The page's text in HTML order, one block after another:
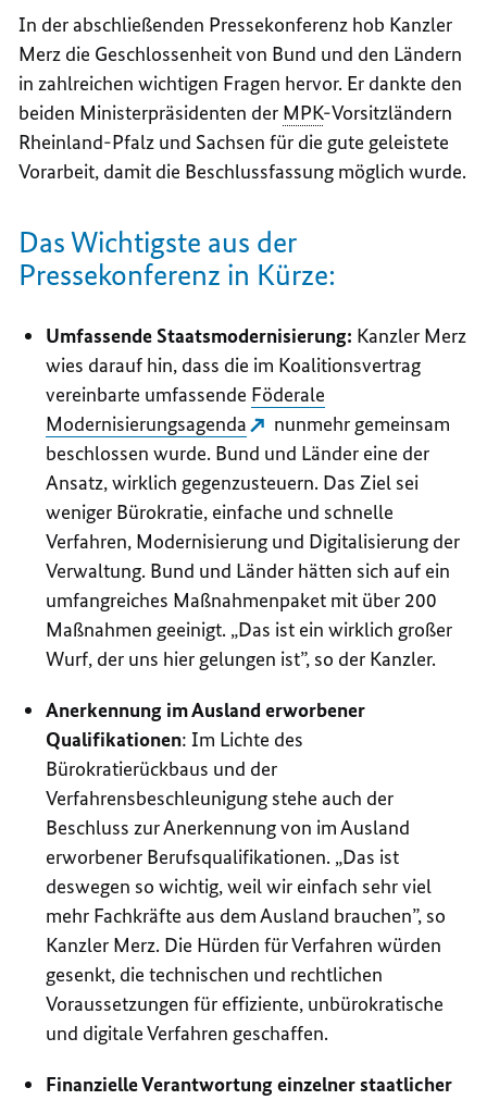
In der abschließenden Pressekonferenz hob Kanzler
Merz die Geschlossenheit von Bund und den Ländern
in zahlreichen wichtigen Fragen hervor. Er dankte den
beiden Ministerpräsidenten der MPK-Vorsitzländern
Rheinland-Pfalz und Sachsen für die gute geleistete
Vorarbeit, damit die Beschlussfassung möglich wurde.
Das Wichtigste aus der
Pressekonferenz in Kürze:
Umfassende Staatsmodernisierung: Kanzler Merz
wies darauf hin, dass die im Koalitionsvertrag
vereinbarte umfassende Föderale
Modernisierungsagenda
nunmehr gemeinsam
beschlossen wurde. Bund und Länder eine der
Ansatz, wirklich gegenzusteuern. Das Ziel sei
weniger Bürokratie, einfache und schnelle
Verfahren, Modernisierung und Digitalisierung der
Verwaltung. Bund und Länder hätten sich auf ein
umfangreiches Maßnahmenpaket mit über 200
Maßnahmen geeinigt. „Das ist ein wirklich großer
Wurf, der uns hier gelungen ist”, so der Kanzler.
Anerkennung im Ausland erworbener
Qualifikationen: Im Lichte des
Bürokratierückbaus und der
Verfahrensbeschleunigung stehe auch der
Beschluss zur Anerkennung von im Ausland
erworbener Berufsqualifikationen. „Das ist
deswegen so wichtig, weil wir einfach sehr viel
mehr Fachkräfte aus dem Ausland brauchen”, so
Kanzler Merz. Die Hürden für Verfahren würden
gesenkt, die technischen und rechtlichen
Voraussetzungen für effiziente, unbürokratische
und digitale Verfahren geschaffen.
Finanzielle Verantwortung einzelner staatlicher